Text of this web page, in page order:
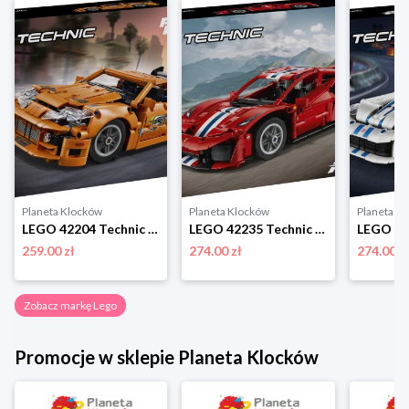
Planeta Klocków
LEGO 42204 Technic Fast and Furious Toyota Supra MK4 Lego
259.00 zł
Planeta Klocków
LEGO 42235 Technic Samochód Ferrari 488 Pista Lego
274.00 zł
Planeta
274.00 zł
Zobacz markę Lego
Promocje w sklepie Planeta Klocków